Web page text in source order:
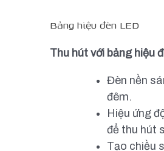
Bảng hiệu đèn LED
Thu hút với bảng hiệu
Đèn nền
đêm.
Hiệu ứng
để thu hút
Tạo chiều